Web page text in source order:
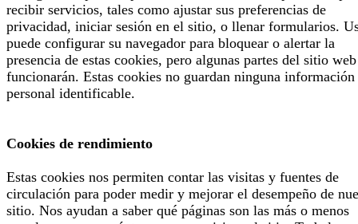
recibir servicios, tales como ajustar sus preferencias de
privacidad, iniciar sesión en el sitio, o llenar formularios.
puede configurar su navegador para bloquear o alertar la
presencia de estas cookies, pero algunas partes del sitio
funcionarán. Estas cookies no guardan ninguna información
personal identificable.
Cookies de rendimiento
Estas cookies nos permiten contar las visitas y fuentes de
circulación para poder medir y mejorar el desempeño de
sitio. Nos ayudan a saber qué páginas son las más o menos